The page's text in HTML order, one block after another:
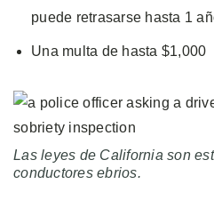
puede retrasarse hasta 1
Una multa de hasta $1,000
Las leyes de California son
conductores ebrios.